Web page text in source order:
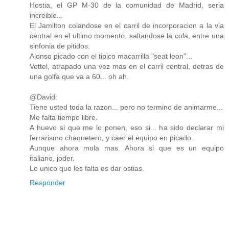
Hostia, el GP M-30 de la comunidad de Madrid, seria
increible...
El Jamilton colandose en el carril de incorporacion a la via
central en el ultimo momento, saltandose la cola, entre una
sinfonia de pitidos.
Alonso picado con el tipico macarrilla "seat leon"...
Vettel, atrapado una vez mas en el carril central, detras de
una golfa que va a 60... oh ah.
@David:
Tiene usted toda la razon... pero no termino de animarme...
Me falta tiempo libre.
A huevo si que me lo ponen, eso si... ha sido declarar mi
ferrarismo chaquetero, y caer el equipo en picado.
Aunque ahora mola mas. Ahora si que es un equipo
italiano, joder.
Lo unico que les falta es dar ostias.
Responder